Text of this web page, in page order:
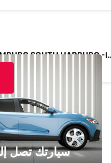
HAMBURG
- GERMANY
سيارتك تصل